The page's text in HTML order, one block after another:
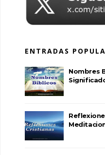
ENTRADAS
Nombres